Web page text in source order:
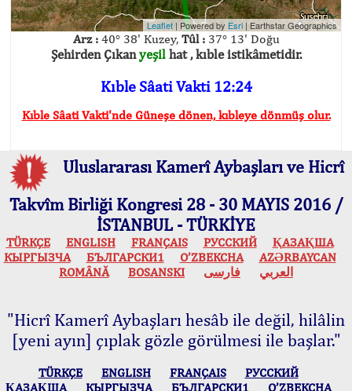
Leaflet | Powered by Esri |Earthstar Geographics
Arz :40° 38' Kuzey, Tûl :37° 13' Doğu
Şehirden Çıkanyeşilhat , kıble istikâmetidir.
Kıble Sâati Vakti 12:24
Kıble Sâati Vakti'nde Güneşe dönen, kıbleye dönmüş olur.
Uluslararası Kamerî Aybaşları ve Hicrî
Takvîm Birliği Kongresi 28 - 30 MAYIS 2016 /
İSTANBUL - TÜRKİYE
TÜRKÇE ENGLISH FRANÇAIS РУССКИЙ
ҚАЗАҚША
КЫPГЫЗЧA
БЪЛГАРСКИ1 O’ZBEKCHA
AZӘRBAYCAN
ROMÂNĂ
BOSANSKI العربي فارسی
"Hicrî Kamerî Aybaşları hesâb ile değil, hilâlin
[yeni ayın] çıplak gözle görülmesi ile başlar."
TÜRKÇE ENGLISH FRANÇAIS
РУССКИЙ
ҚАЗАҚША
КЫPГЫЗЧA БЪЛГАРСКИ1 O’ZBEKCHA